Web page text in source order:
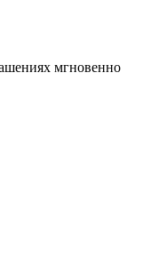
мгновенно